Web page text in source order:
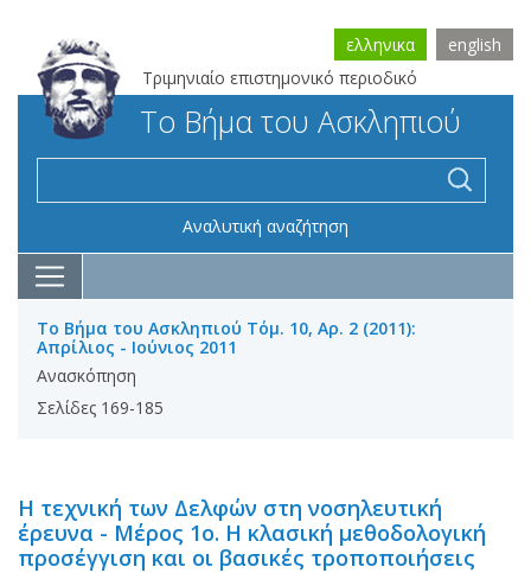
Τριμηνιαίο επιστημονικό περιοδικό
ελληνικα english
Το Βήμα του Ασκληπιού
Αναλυτική αναζήτηση
Το Βήμα του Ασκληπιού Τόμ. 10, Αρ. 2 (2011):
Απρίλιος - Ιούνιος 2011
Ανασκόπηση
Σελίδες 169-185
Η τεχνική των Δελφών στη νοσηλευτική
έρευνα - Μέρος 1ο. Η κλασική μεθοδολογική
προσέγγιση και οι βασικές τροποποιήσεις